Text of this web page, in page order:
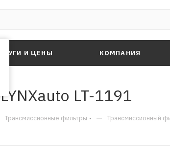
И ЦЕНЫ КОМПАНИЯ
LT-1191
Трансмиссионные фильтры — Трансмиссионный